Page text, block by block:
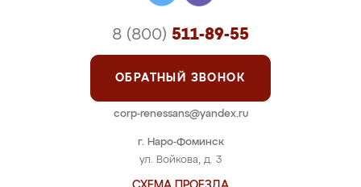
г. Наро-Фоминск
ул. Войкова, д. 3
8 (800) 511-89-55
ОБРАТНЫЙ ЗВОНОК
corp-renessans@yandex.ru